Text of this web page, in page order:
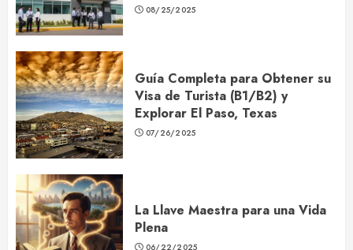
08/25/2025
Guía Completa para Obtener su
Visa de Turista (B1/B2) y
Explorar El Paso, Texas
07/26/2025
La Llave Maestra para una Vida
Plena
06/22/2025